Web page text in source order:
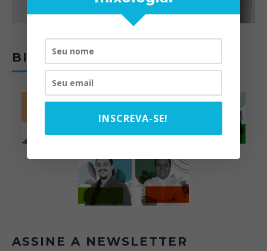
BIOMAS DO BRASIL
ASSINE A NEWSLETTER
INSCREVA-SE!